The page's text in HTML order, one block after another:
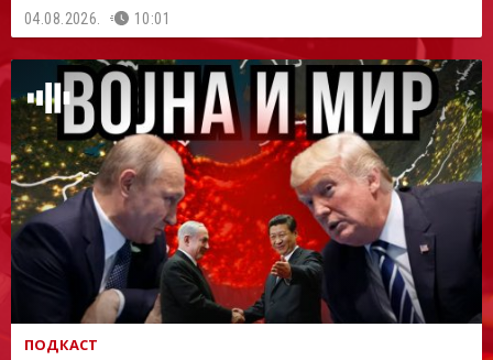
04.08.2026. 10:01
ПОДКАСТ